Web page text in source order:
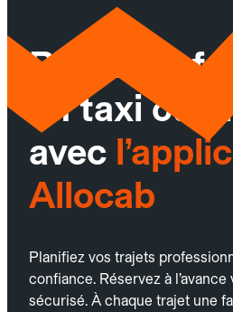
Réservez
un taxi ou
avec
Allocab
Planifiez vos trajets
confiance. Réservez à
sécurisé. À chaque trajet une